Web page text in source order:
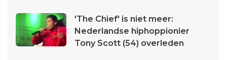
'The Chief' is niet meer:
Nederlandse hiphoppionier
Tony Scott (54) overleden